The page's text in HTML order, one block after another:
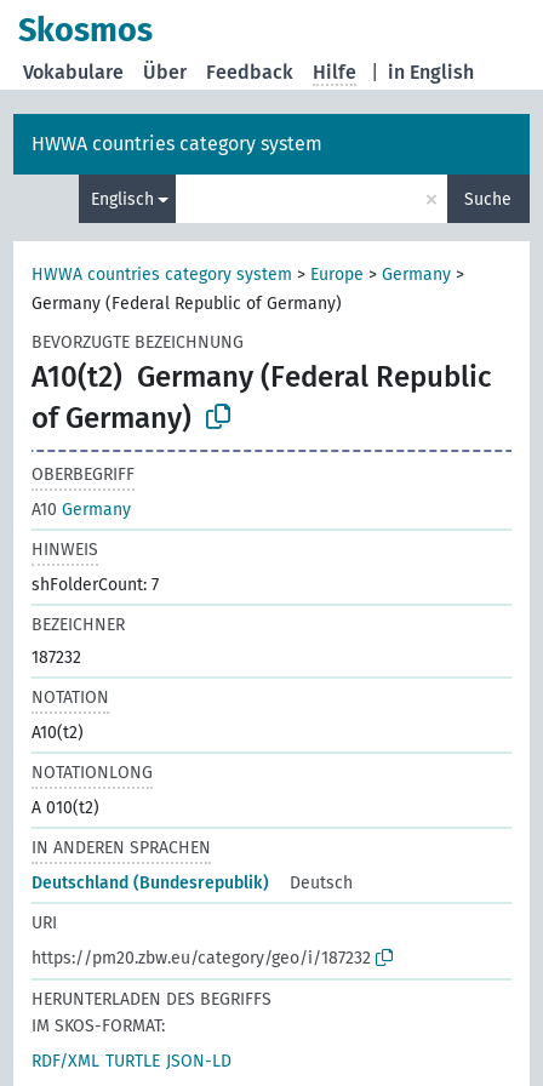
Skosmos
in English
Vokabulare Über Feedback Hilfe
HWWA countries category system
Englisch × Suche
HWWA countries category system > Europe >Germany >
Germany (Federal Republic of Germany)
BEVORZUGTE BEZEICHNUNG
A10(t2) Germany (Federal Republic
of Germany)
OBERBEGRIFF
A10Germany
HINWEIS
shFolderCount: 7
BEZEICHNER
187232
NOTATION
A10(t2)
NOTATIONLONG
A 010(t2)
IN ANDEREN SPRACHEN
Deutschland (Bundesrepublik)
Deutsch
URI
https://pm20.zbw.eu/category/geo/i/187232
HERUNTERLADEN DES BEGRIFFS
IM SKOS-FORMAT:
RDF/XML TURTLE JSON-LD